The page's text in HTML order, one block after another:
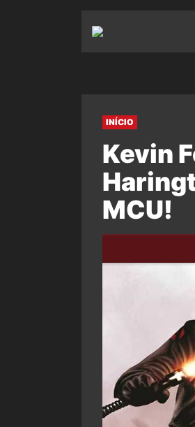
INÍCIO
Kevin
MCU!